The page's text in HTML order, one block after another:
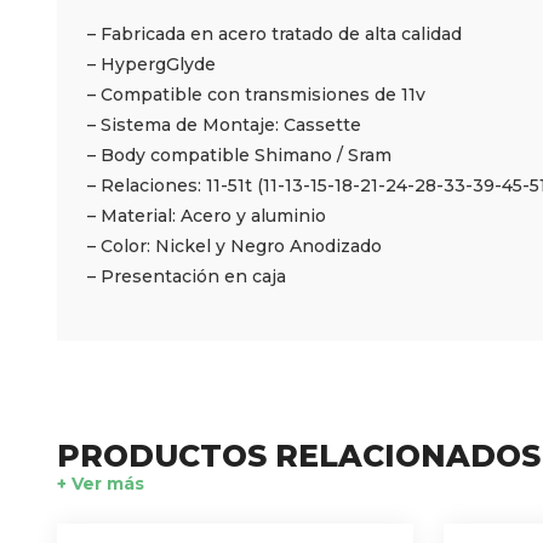
– Fabricada en acero tratado de alta calidad
– HypergGlyde
– Compatible con transmisiones de 11v
– Sistema de Montaje: Cassette
– Body compatible Shimano / Sram
– Relaciones: 11-51t (11-13-15-18-21-24-28-33-39-45-
– Material: Acero y aluminio
– Color: Nickel y Negro Anodizado
– Presentación en caja
PRODUCTOS RELACIONADOS
+ Ver más